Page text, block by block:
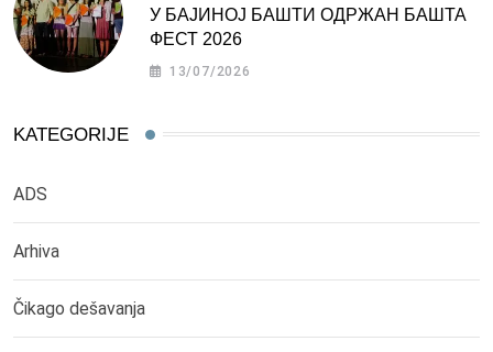
У БАЈИНОЈ БАШТИ ОДРЖАН БАШТА
ФЕСТ 2026
13/07/2026
KATEGORIJE
ADS
Arhiva
Čikago dešavanja